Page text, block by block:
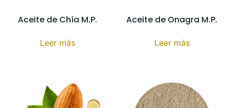
Aceite de Chía M.P.
Leer más
Aceite de Onagra M.P.
Leer más